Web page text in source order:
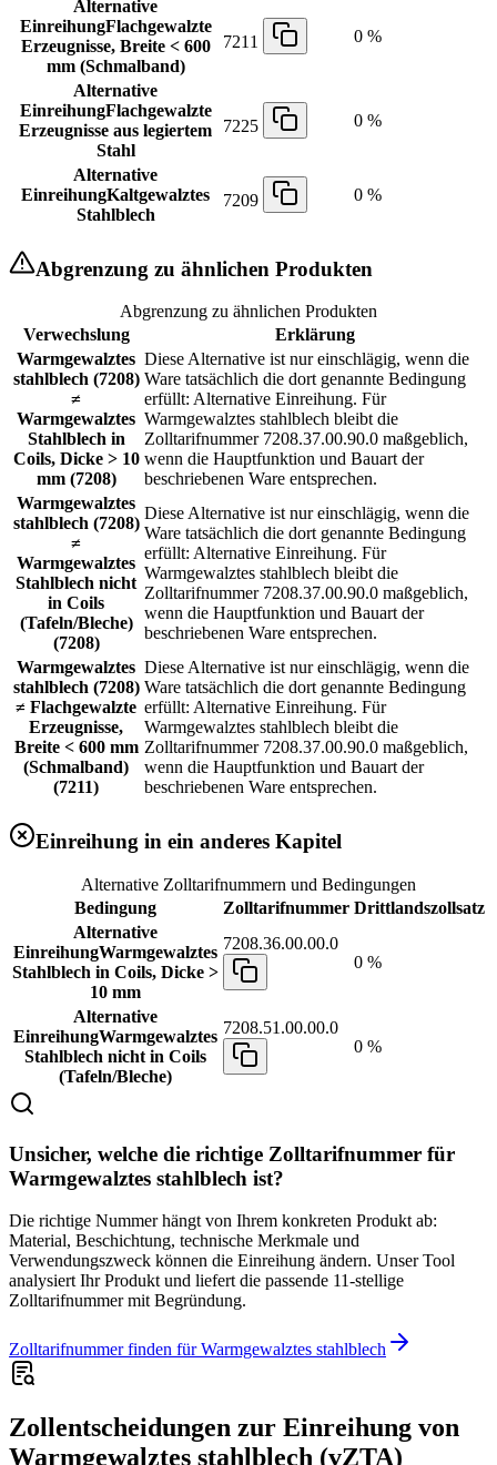
Alternative
EinreihungFlachgewalzte
Erzeugnisse, Breite < 600
mm (Schmalband)
7211 0 %
Alternative
EinreihungFlachgewalzte
Erzeugnisse aus legiertem
Stahl
7225 0 %
Alternative
EinreihungKaltgewalztes
Stahlblech
7209 0 %
Abgrenzung zu ähnlichen Produkten
Abgrenzung zu ähnlichen Produkten
Verwechslung
Erklärung
Warmgewalztes
stahlblech (7208)
≠
Warmgewalztes
Stahlblech in
Coils, Dicke > 10
mm (7208)
Diese Alternative ist nur einschlägig, wenn die
Ware tatsächlich die dort genannte Bedingung
erfüllt: Alternative Einreihung. Für
Warmgewalztes stahlblech bleibt die
Zolltarifnummer 7208.37.00.90.0 maßgeblich,
wenn die Hauptfunktion und Bauart der
beschriebenen Ware entsprechen.
Warmgewalztes
stahlblech (7208)
≠
Warmgewalztes
Stahlblech nicht
in Coils
(Tafeln/Bleche)
(7208)
Diese Alternative ist nur einschlägig, wenn die
Ware tatsächlich die dort genannte Bedingung
erfüllt: Alternative Einreihung. Für
Warmgewalztes stahlblech bleibt die
Zolltarifnummer 7208.37.00.90.0 maßgeblich,
wenn die Hauptfunktion und Bauart der
beschriebenen Ware entsprechen.
Warmgewalztes
stahlblech (7208)
≠ Flachgewalzte
Erzeugnisse,
Breite < 600 mm
(Schmalband)
(7211)
Diese Alternative ist nur einschlägig, wenn die
Ware tatsächlich die dort genannte Bedingung
erfüllt: Alternative Einreihung. Für
Warmgewalztes stahlblech bleibt die
Zolltarifnummer 7208.37.00.90.0 maßgeblich,
wenn die Hauptfunktion und Bauart der
beschriebenen Ware entsprechen.
Einreihung in ein anderes Kapitel
Alternative Zolltarifnummern und Bedingungen
Bedingung
Zolltarifnummer Drittlandszollsatz
Alternative
EinreihungWarmgewalztes
Stahlblech in Coils, Dicke >
10 mm
7208.36.00.00.0
0 %
Alternative
EinreihungWarmgewalztes
Stahlblech nicht in Coils
(Tafeln/Bleche)
7208.51.00.00.0
0 %
Unsicher, welche die richtige Zolltarifnummer für
Warmgewalztes stahlblech ist?
Die richtige Nummer hängt von Ihrem konkreten Produkt ab:
Material, Beschichtung, technische Merkmale und
Verwendungszweck können die Einreihung ändern. Unser Tool
analysiert Ihr Produkt und liefert die passende 11-stellige
Zolltarifnummer mit Begründung.
Zolltarifnummer finden für Warmgewalztes stahlblech
Zollentscheidungen zur Einreihung von
Warmgewalztes stahlblech (vZTA)